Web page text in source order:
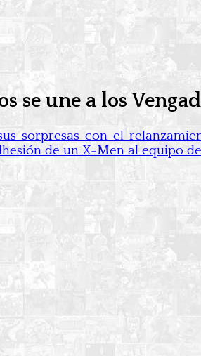
une a los
sorpresas con el
de un X-Men al equipo